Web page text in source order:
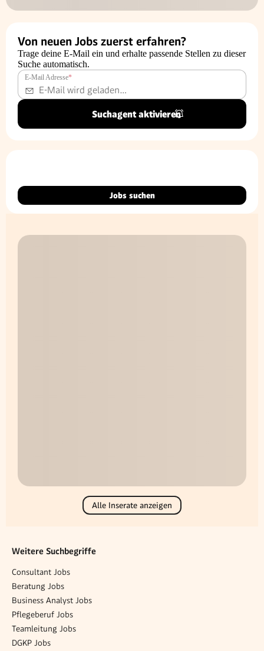
Von neuen Jobs zuerst erfahren?
Trage deine E-Mail ein und erhalte passende Stellen zu dieser
Suche automatisch.
E-Mail Adresse*
Suchagent aktivieren
Jobs suchen
Alle Inserate anzeigen
Weitere Suchbegriffe
Consultant Jobs
Beratung Jobs
Business Analyst Jobs
Pflegeberuf Jobs
Teamleitung Jobs
DGKP Jobs